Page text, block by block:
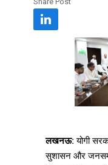
लखनऊ: योगी
सुशासन और